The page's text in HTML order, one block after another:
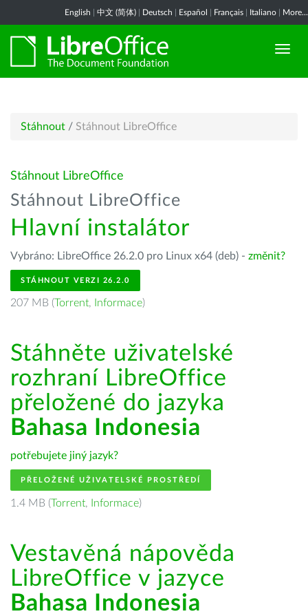
English 中文 (简体) Deutsch Español Français Italiano More...
Stáhnout / Stáhnout LibreOffice
Stáhnout LibreOffice
Stáhnout LibreOffice
Hlavní instalátor
Vybráno: LibreOffice 26.2.0 pro Linux x64 (deb) - změnit?
STÁHNOUT VERZI 26.2.0
207 MB (Torrent, Informace)
Stáhněte uživatelské
rozhraní LibreOffice
přeložené do jazyka
Bahasa Indonesia
potřebujete jiný jazyk?
PŘELOŽENÉ UŽIVATELSKÉ PROSTŘEDÍ
1.4 MB (Torrent, Informace)
Vestavěná nápověda
LibreOffice v jazyce
Bahasa Indonesia